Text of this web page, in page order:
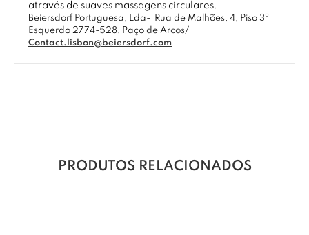
através de suaves massagens circulares.
Beiersdorf Portuguesa, Lda-
Rua de Malhões, 4, Piso 3º
Esquerdo 2774-528, Paço de Arcos/
Contact.lisbon@beiersdorf.com
PRODUTOS RELACIONADOS